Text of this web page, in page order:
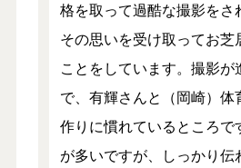
格を取って過酷な撮影をさ
その思いを受け取ってお芝
ことをしています。撮影が
で、有輝さんと（岡崎）体
作りに慣れているところで
が多いですが、しっかり伝